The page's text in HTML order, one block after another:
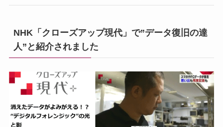
NHK「クローズアップ現代」で”データ復旧の達
人”と紹介されました